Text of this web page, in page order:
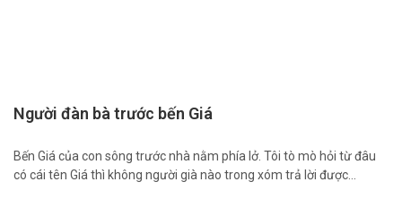
Người đàn bà trước bến Giá
Bến Giá của con sông trước nhà nằm phía lở. Tôi tò mò hỏi từ đâu
có cái tên Giá thì không người già nào trong xóm trả lời được…